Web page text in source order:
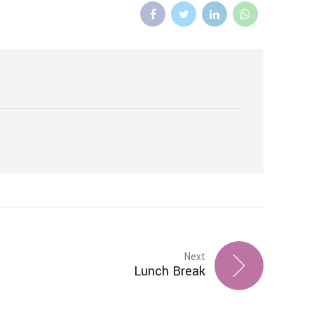
Next
Lunch Break